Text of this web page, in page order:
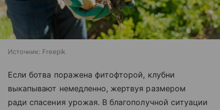
Источник: Freepik
Если ботва поражена фитофторой, клубни
выкапывают немедленно, жертвуя размером
ради спасения урожая. В благополучной ситуации